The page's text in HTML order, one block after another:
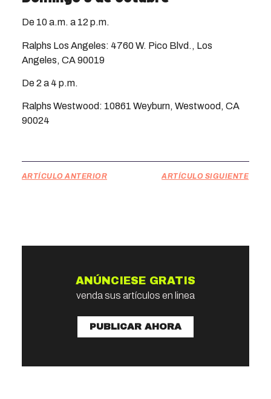
De 10 a.m. a 12 p.m.
Ralphs Los Angeles: 4760 W. Pico Blvd., Los
Angeles, CA 90019
De 2 a 4 p.m.
Ralphs Westwood: 10861 Weyburn, Westwood, CA
90024
ARTÍCULO ANTERIOR ARTÍCULO SIGUIENTE
ANÚNCIESE GRATIS
venda sus artículos en linea
PUBLICAR AHORA